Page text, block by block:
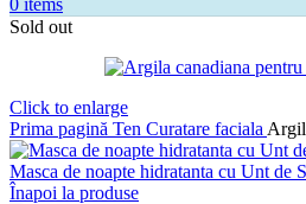
0 items
Sold out
Click to enlarge
Prima pagină Ten Curatare faciala
Masca de noapte hidratanta cu Unt de
Înapoi la produse